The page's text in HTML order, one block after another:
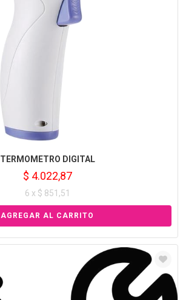
TERMOMETRO DIGITAL
$ 4.022,87
6 x $ 851,51